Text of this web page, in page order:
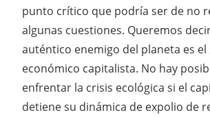
punto crítico que podría ser de no
algunas cuestiones. Queremos
auténtico enemigo del planeta es el
económico capitalista. No hay
enfrentar la crisis ecológica si el
detiene su dinámica de expolio de